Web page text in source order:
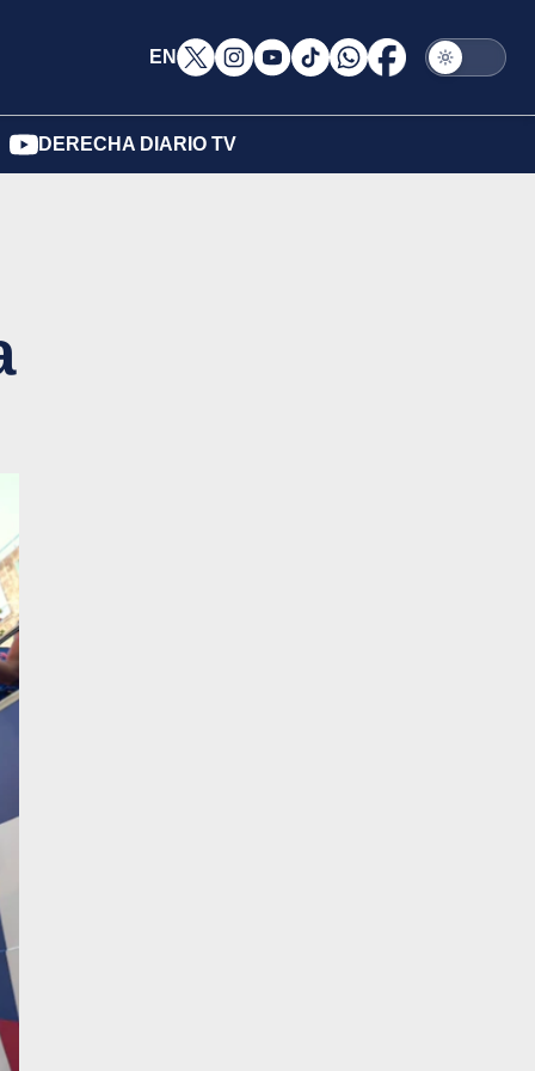
EN
DERECHA DIARIO TV